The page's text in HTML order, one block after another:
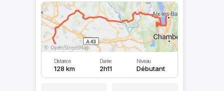
Distance
128 km
Durée
2h11
Niveau
Débutant